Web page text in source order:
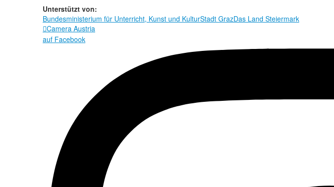
Unterstützt von:
Bundesministerium für Unterricht, Kunst und KulturStadt GrazDas Land Steiermark
Camera Austria
auf Facebook